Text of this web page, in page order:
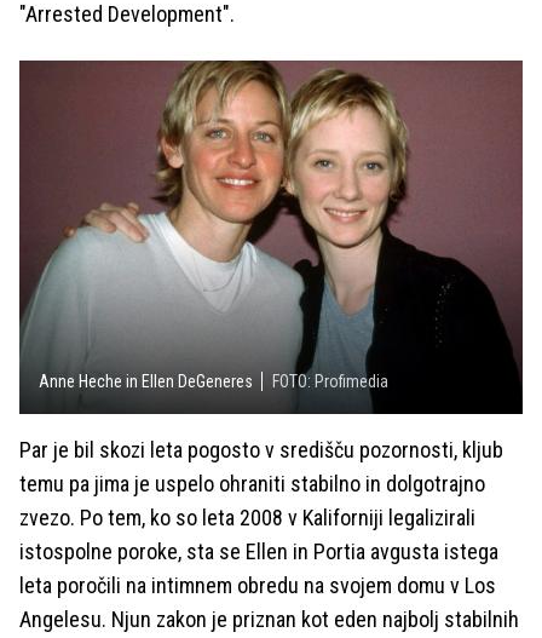
"Arrested Development".
Anne Heche in Ellen DeGeneres FOTO: Profimedia
Par je bil skozi leta pogosto v središču pozornosti, kljub
temu pa jima je uspelo ohraniti stabilno in dolgotrajno
zvezo. Po tem, ko so leta 2008 v Kaliforniji legalizirali
istospolne poroke, sta se Ellen in Portia avgusta istega
leta poročili na intimnem obredu na svojem domu v Los
Angelesu. Njun zakon je priznan kot eden najbolj stabilnih